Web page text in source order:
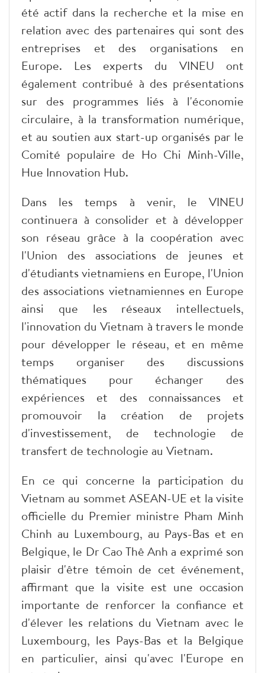
été actif dans la recherche et la mise en
relation avec des partenaires qui sont des
entreprises et des organisations en
Europe. Les experts du VINEU ont
également contribué à des présentations
sur des programmes liés à l'économie
circulaire, à la transformation numérique,
et au soutien aux start-up organisés par le
Comité populaire de Ho Chi Minh-Ville,
Hue Innovation Hub.
Dans les temps à venir, le VINEU
continuera à consolider et à développer
son réseau grâce à la coopération avec
l'Union des associations de jeunes et
d'étudiants vietnamiens en Europe, l'Union
des associations vietnamiennes en Europe
ainsi que les réseaux intellectuels,
l'innovation du Vietnam à travers le monde
pour développer le réseau, et en même
temps organiser des discussions
thématiques pour échanger des
expériences et des connaissances et
promouvoir la création de projets
d'investissement, de technologie de
transfert de technologie au Vietnam.
En ce qui concerne la participation du
Vietnam au sommet ASEAN-UE et la visite
officielle du Premier ministre Pham Minh
Chinh au Luxembourg, au Pays-Bas et en
Belgique, le Dr Cao Thê Anh a exprimé son
plaisir d'être témoin de cet événement,
affirmant que la visite est une occasion
importante de renforcer la confiance et
d'élever les relations du Vietnam avec le
Luxembourg, les Pays-Bas et la Belgique
en particulier, ainsi qu'avec l'Europe en